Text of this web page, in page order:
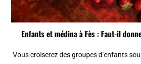
Enfants et médina à Fès : Faut-il
Vous croiserez des groupes d’enfants